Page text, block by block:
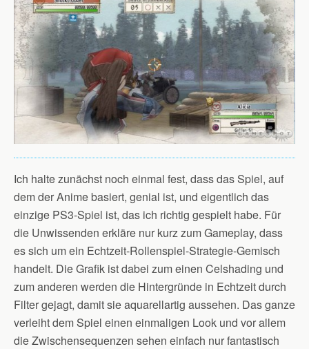
Ich halte zunächst noch einmal fest, dass das Spiel, auf
dem der Anime basiert, genial ist, und eigentlich das
einzige PS3-Spiel ist, das ich richtig gespielt habe. Für
die Unwissenden erkläre nur kurz zum Gameplay, dass
es sich um ein Echtzeit-Rollenspiel-Strategie-Gemisch
handelt. Die Grafik ist dabei zum einen Celshading und
zum anderen werden die Hintergründe in Echtzeit durch
Filter gejagt, damit sie aquarellartig aussehen. Das ganze
verleiht dem Spiel einen einmaligen Look und vor allem
die Zwischensequenzen sehen einfach nur fantastisch